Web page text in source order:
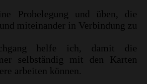
Probelegung und üben, die
miteinander in Verbindung zu
helfe ich, damit die
selbständig mit den Karten
arbeiten können.